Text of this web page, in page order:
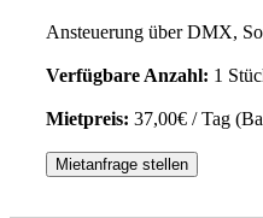
Ansteuerung über DMX,
Verfügbare Anzahl: 1
Mietpreis: 37,00€ / Tag
Mietanfrage stellen